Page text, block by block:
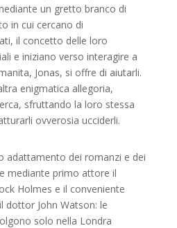
un gretto branco di
in cui cercano di
il concetto delle loro
e iniziano verso interagire a
Jonas, si offre di aiutarli.
enigmatica allegoria,
sfruttando la loro stessa
ovverosia ucciderli.
adattamento dei romanzi e dei
mediante primo attore il
Holmes e il conveniente
dottor John Watson: le
solo nella Londra